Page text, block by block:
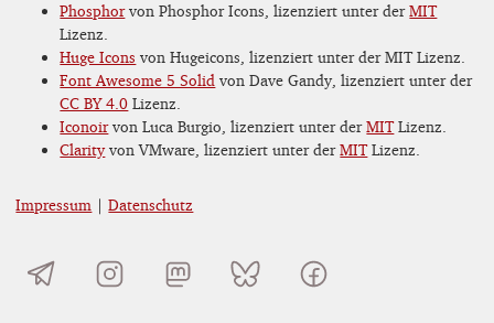
Phosphorvon Phosphor Icons, lizenziert unter derMIT
Lizenz.
Huge Icons von Hugeicons, lizenziert unter der MIT Lizenz.
Font Awesome 5 Solid von Dave Gandy, lizenziert unter der
CC BY 4.0 Lizenz.
Iconoirvon Luca Burgio, lizenziert unter derMITLizenz.
Clarityvon VMware, lizenziert unter derMITLizenz.
Impressum |Datenschutz